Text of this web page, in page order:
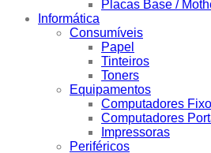
Placas Base /
Informática
Consumíveis
Papel
Tinteiros
Toners
Equipamentos
Computadores
Computadores
Impressoras
Periféricos